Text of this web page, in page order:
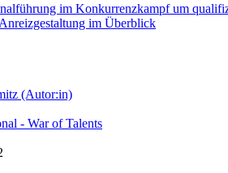
im Konkurrenzkampf um
im Überblick
(Autor:in)
- War of Talents